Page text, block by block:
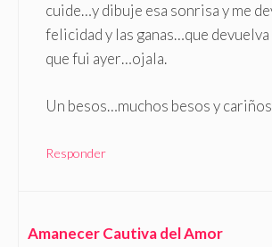
cuide…y dibuje esa sonrisa y me
felicidad y las ganas…que devuelva
que fui ayer…ojala.
Un besos…muchos besos y
Responder
Amanecer Cautiva del Amor